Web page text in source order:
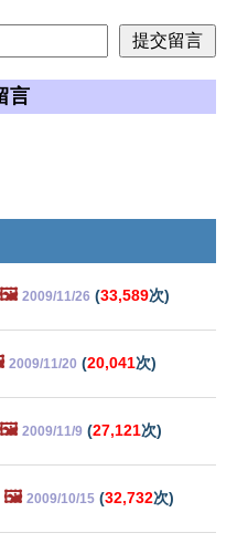
言
🖼️ 2009/11/26 (33,589次)
2009/11/20 (20,041次)
🖼️ 2009/11/9 (27,121次)
🖼️ 2009/10/15 (32,732次)